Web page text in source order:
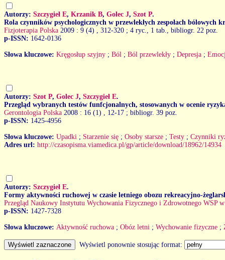
Autorzy: Szczygieł E, Krzanik B, Golec J, Szot P.
Rola czynników psychologicznych w przewlekłych zespołach bólowych
Fizjoterapia Polska 2009 : 9 (4)
, 312-320 ; 4 ryc., 1 tab., bibliogr. 22 poz.
p-ISSN: 1642-0136
Słowa kluczowe: Kręgosłup szyjny ; Ból ; Ból przewlekły ; Depresja ;
Autorzy: Szot P, Golec J, Szczygieł E.
Przegląd wybranych testów funfcjonalnych, stosowanych w ocenie
Gerontologia Polska 2008 : 16 (1)
, 12-17 ; bibliogr. 39 poz.
p-ISSN: 1425-4956
Słowa kluczowe: Upadki ; Starzenie się ; Osoby starsze ; Testy ; Czynniki
Adres url: http://czasopisma.viamedica.pl/gp/article/download/18962/14934
Autorzy: Szczygieł E.
Formy aktywności ruchowej w czasie letniego obozu rekreacyjno-
Przegląd Naukowy Instytutu Wychowania Fizycznego i Zdrowotnego WSP w
p-ISSN: 1427-7328
Słowa kluczowe: Aktywność ruchowa ; Obóz letni ; Wychowanie fizyczne ;
Wyświetl ponownie stosując format: